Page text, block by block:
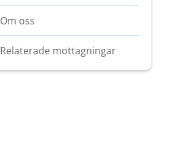
Om oss
Relaterade mottagningar